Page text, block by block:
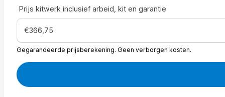
Prijs kitwerk inclusief arbeid, kit en garantie
Gegarandeerde prijsberekening. Geen verborgen kosten.